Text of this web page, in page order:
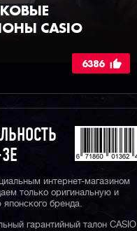
CASIO
6386
интернет-магазином
только оригинальную и
бренда.
гарантийный талон CASIO